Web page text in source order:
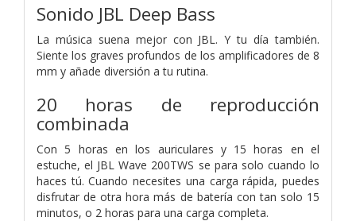
Sonido JBL Deep Bass
La música suena mejor con JBL. Y tu día también.
Siente los graves profundos de los amplificadores de 8
mm y añade diversión a tu rutina.
20 horas de reproducción
combinada
Con 5 horas en los auriculares y 15 horas en el
estuche, el JBL Wave 200TWS se para solo cuando lo
haces tú. Cuando necesites una carga rápida, puedes
disfrutar de otra hora más de batería con tan solo 15
minutos, o 2 horas para una carga completa.